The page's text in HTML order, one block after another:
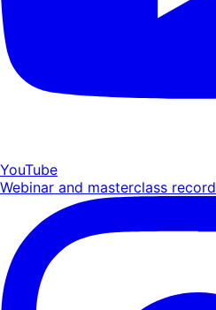
YouTube
Webinar and masterclass